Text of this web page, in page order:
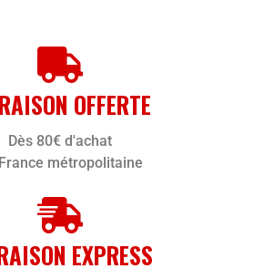
OFFERTE
Dès 80€ d'achat
métropolitaine
EXPRESS